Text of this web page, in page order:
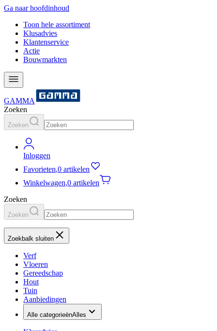
Ga naar hoofdinhoud
Toon hele assortiment
Klusadvies
Klantenservice
Actie
Bouwmarkten
GAMMA
Zoeken
Zoeken
Inloggen
Favorieten,0 artikelen
Winkelwagen,0 artikelen
Zoeken
Zoeken
Zoekbalk sluiten
Verf
Vloeren
Gereedschap
Hout
Tuin
Aanbiedingen
Alle categorieënAlles